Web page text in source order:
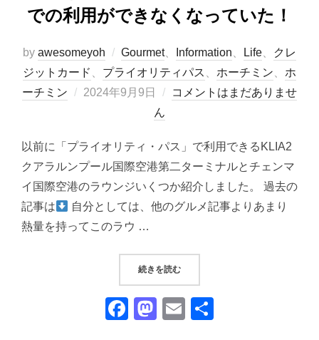
での利用ができなくなっていた！
by awesomeyoh Gourmet、 Information Life
クレ
ジットカード
プライオリティパス ホーチミン
ホ
ーチミン
投
2024年9月9日
コメントはまだありませ
ん
以前に「プライオリティ・パス」で利用できるKLIA2
クアラルンプール国際空港第二ターミナルとチェンマ
イ国際空港のラウンジいくつか紹介しました。 過去の
記事は
自分としては、他のグルメ記事よりあまり
熱量を持ってこのラウ …
続きを読む“『APRICOT BUSINESS
F
M
E